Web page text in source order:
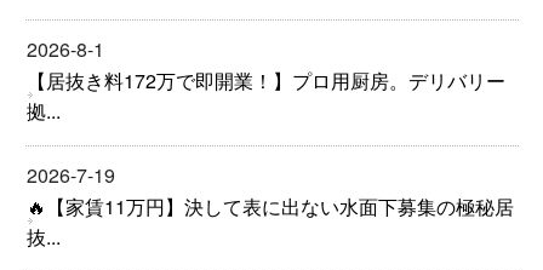
2026-8-1
【居抜き料172万で即開業！】プロ用厨房。デリバリー
拠...
2026-7-19
🔥【家賃11万円】決して表に出ない水面下募集の極秘居
抜...